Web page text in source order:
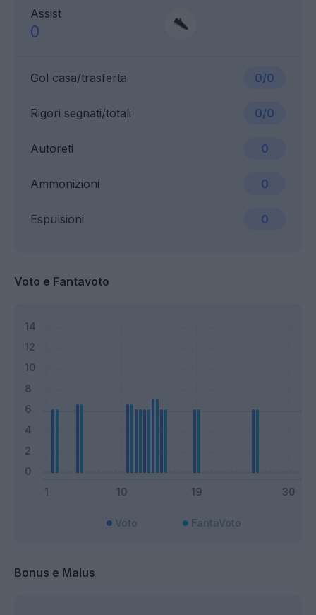
Assist
0
Gol casa/trasferta 0/0
Ammonizioni 0
Rigori segnati/totali 0/0
Espulsioni 0
Autoreti 0
Voto e Fantavoto
Bonus e Malus